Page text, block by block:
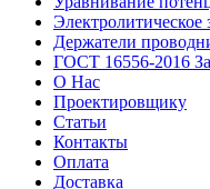
Электролитическое
Держатели
ГОСТ 16556-2016
О Нас
Проектировщику
Статьи
Контакты
Оплата
Доставка